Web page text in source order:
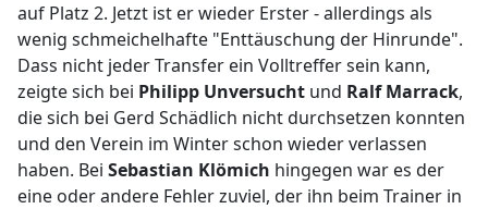
auf Platz 2. Jetzt ist er wieder Erster - allerdings als
wenig schmeichelhafte "Enttäuschung der Hinrunde".
Dass nicht jeder Transfer ein Volltreffer sein kann,
zeigte sich bei Philipp Unversucht und Ralf Marrack,
die sich bei Gerd Schädlich nicht durchsetzen konnten
und den Verein im Winter schon wieder verlassen
haben. Bei Sebastian Klömich hingegen war es der
eine oder andere Fehler zuviel, der ihn beim Trainer in